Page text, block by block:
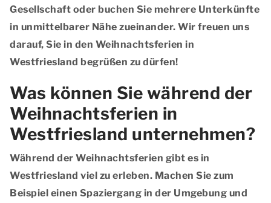
Gesellschaft oder buchen Sie mehrere Unterkünfte
in unmittelbarer Nähe zueinander. Wir freuen uns
darauf, Sie in den Weihnachtsferien in
Westfriesland begrüßen zu dürfen!
Was können Sie während der
Weihnachtsferien in
Westfriesland unternehmen?
Während der Weihnachtsferien gibt es in
Westfriesland viel zu erleben. Machen Sie zum
Beispiel einen Spaziergang in der Umgebung und